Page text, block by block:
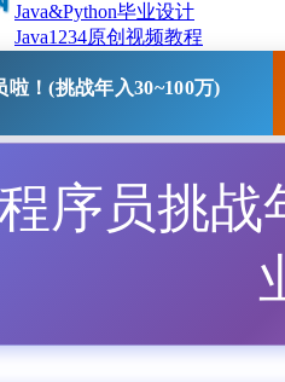
Java&Python毕业设计
Java1234原创视频教程
！(挑战年入30~100万)
序员挑战